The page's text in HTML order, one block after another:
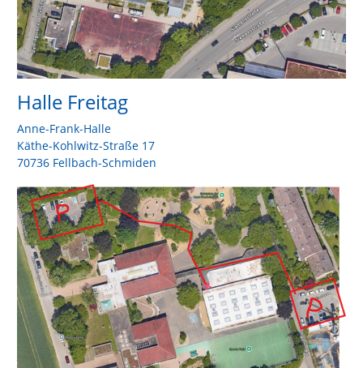
Halle Freitag
Anne-Frank-Halle
Käthe-Kohlwitz-Straße 17
70736 Fellbach-Schmiden